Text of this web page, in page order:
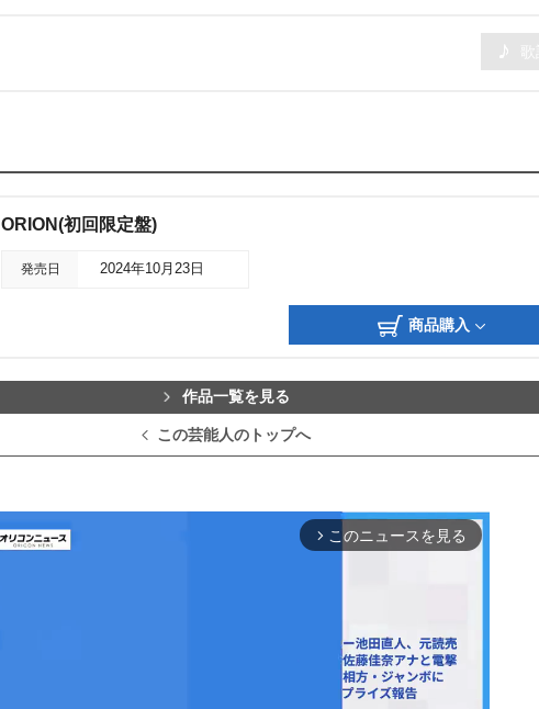
ORION(初回限定盤)
発売日 2024年10月23日
商品購入
作品一覧を見る
この芸能人のトップへ
arrow_forward_ios このニュースを見る